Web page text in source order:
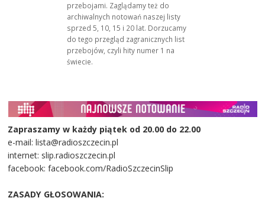
przebojami. Zaglądamy też do
archiwalnych notowań naszej listy
sprzed 5, 10, 15 i 20 lat. Dorzucamy
do tego przegląd zagranicznych list
przebojów, czyli hity numer 1 na
świecie.
Zapraszamy w każdy piątek od 20.00 do 22.00
e-mail: lista@radioszczecin.pl
internet: slip.radioszczecin.pl
facebook: facebook.com/RadioSzczecinSlip
ZASADY GŁOSOWANIA: